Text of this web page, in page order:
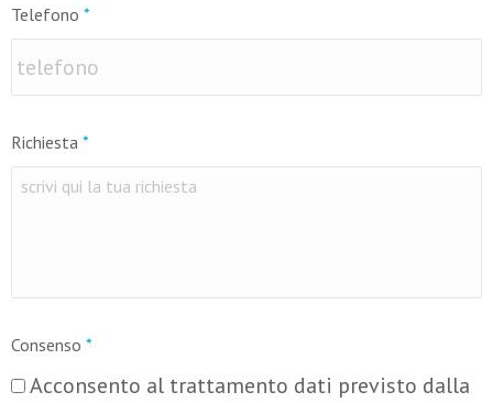
Telefono *
Richiesta *
Consenso *
Acconsento al trattamento dati previsto dalla